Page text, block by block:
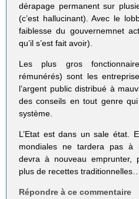
dérapage permanent sur
(c’est hallucinant). Avec le
faiblesse du gouvernemnet
qu’il s’est fait avoir).
Les plus gros
rémunérés) sont les
l’argent public distribué à
des conseils en tout genre
système.
L’Etat est dans un sale état.
mondiales ne tardera pas à
devra à nouveau emprunter,
plus de recettes traditionnelles….
Répondre à ce commentaire